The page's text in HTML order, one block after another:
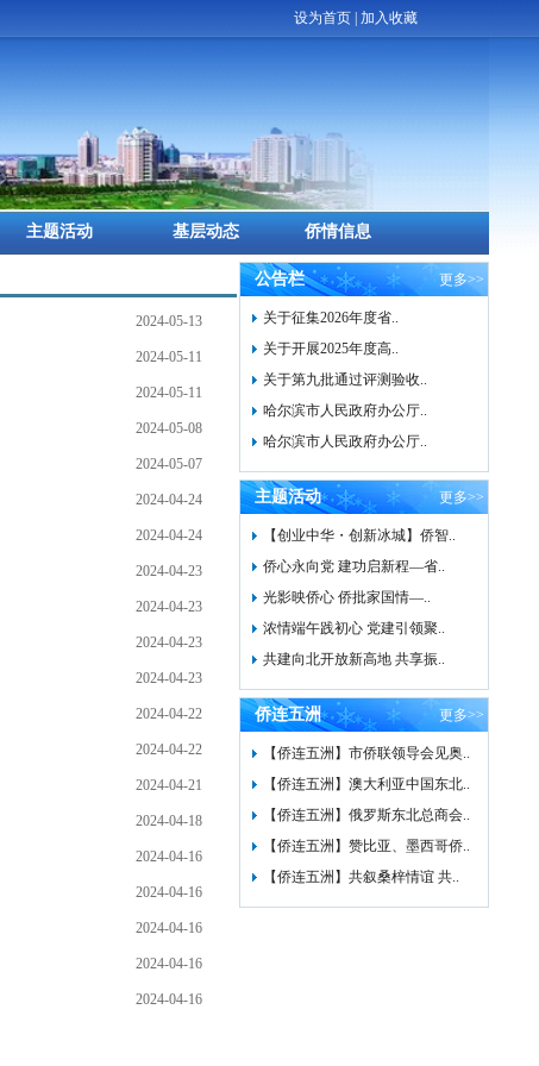
设为首页 加入收藏
主题活动 基层动态 侨情信息
2024-05-13
2024-05-11
2024-05-11
2024-05-08
2024-05-07
2024-04-24
2024-04-24
2024-04-23
2024-04-23
2024-04-23
2024-04-23
2024-04-22
2024-04-22
2024-04-21
2024-04-18
2024-04-16
2024-04-16
2024-04-16
2024-04-16
2024-04-16
公告栏 更多>>
关于征集2026年度省..
关于开展2025年度高..
关于第九批通过评测验收..
哈尔滨市人民政府办公厅..
哈尔滨市人民政府办公厅..
主题活动 更多>>
【创业中华・创新冰城】侨智..
侨心永向党 建功启新程—省..
光影映侨心 侨批家国情—..
浓情端午践初心 党建引领聚..
共建向北开放新高地 共享振..
侨连五洲 更多>>
【侨连五洲】市侨联领导会见奥..
【侨连五洲】澳大利亚中国东北..
【侨连五洲】俄罗斯东北总商会..
【侨连五洲】赞比亚、墨西哥侨..
【侨连五洲】共叙桑梓情谊 共..